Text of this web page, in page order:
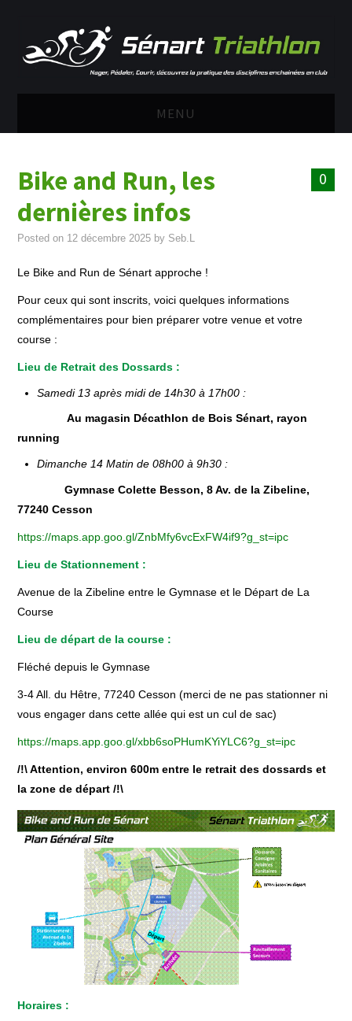
MENU
LE CLUB
RUN AND BIKE DE
SENART 2025
SAISON 2026 – 2027
ÉCOLE DE TRIATHLON
ORGANISATIONS
CONTACTS
0
Bike and Run, les
dernières infos
Posted on 12 décembre 2025 by Seb.L
Le Bike and Run de Sénart approche !
Pour ceux qui sont inscrits, voici quelques informations
complémentaires pour bien préparer votre venue et votre
course :
Lieu de Retrait des Dossards :
Samedi 13 après midi de 14h30 à 17h00 :
Au magasin Décathlon de Bois Sénart, rayon
running
Dimanche 14 Matin de 08h00 à 9h30 :
Gymnase Colette Besson, 8 Av. de la Zibeline,
77240 Cesson
https://maps.app.goo.gl/ZnbMfy6vcExFW4if9?g_st=ipc
Lieu de Stationnement :
Avenue de la Zibeline entre le Gymnase et le Départ de La
Course
Lieu de départ de la course :
Fléché depuis le Gymnase
3-4 All. du Hêtre, 77240 Cesson (merci de ne pas stationner ni
vous engager dans cette allée qui est un cul de sac)
https://maps.app.goo.gl/xbb6soPHumKYiYLC6?g_st=ipc
/!\ Attention, environ 600m entre le retrait des dossards et
la zone de départ /!\
Horaires :